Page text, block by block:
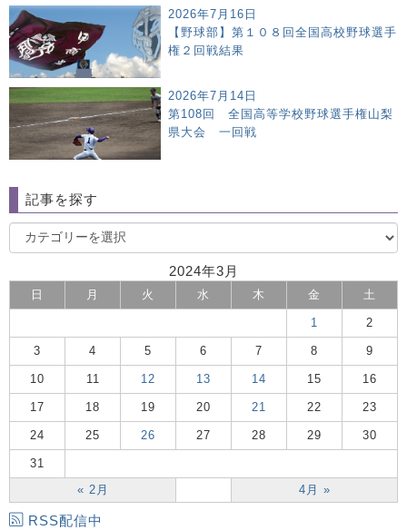
2026年7月16日
【野球部】第１０８回全国高校野球選手
権２回戦結果
2026年7月14日
第108回 全国高等学校野球選手権山梨
県大会 一回戦
記事を探す
2024年3月
日 月 火 水 木 金 土
« 2月 4月 »
1 2
3 4 5 6 7 8 9
10 11 12 13 14 15 16
17 18 19 20 21 22 23
24 25 26 27 28 29 30
31
RSS配信中